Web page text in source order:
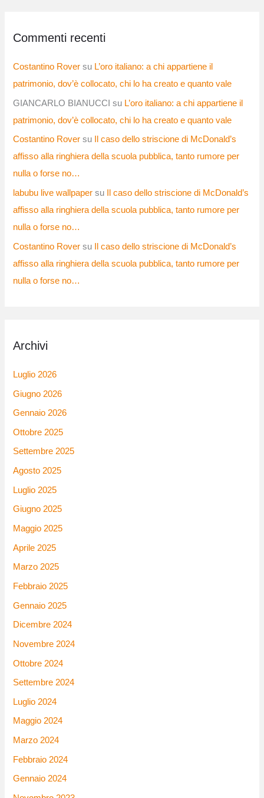
Commenti recenti
Costantino Rover su L’oro italiano: a chi appartiene il
patrimonio, dov’è collocato, chi lo ha creato e quanto vale
GIANCARLO BIANUCCI su L’oro italiano: a chi appartiene il
patrimonio, dov’è collocato, chi lo ha creato e quanto vale
Costantino Rover su
Il caso dello striscione di McDonald’s
affisso alla ringhiera della scuola pubblica, tanto rumore per
nulla o forse no…
labubu live wallpaper su
Il caso dello striscione di McDonald’s
affisso alla ringhiera della scuola pubblica, tanto rumore per
nulla o forse no…
Costantino Rover su
Il caso dello striscione di McDonald’s
affisso alla ringhiera della scuola pubblica, tanto rumore per
nulla o forse no…
Archivi
Luglio 2026
Giugno 2026
Gennaio 2026
Ottobre 2025
Settembre 2025
Agosto 2025
Luglio 2025
Giugno 2025
Maggio 2025
Aprile 2025
Marzo 2025
Febbraio 2025
Gennaio 2025
Dicembre 2024
Novembre 2024
Ottobre 2024
Settembre 2024
Luglio 2024
Maggio 2024
Marzo 2024
Febbraio 2024
Gennaio 2024